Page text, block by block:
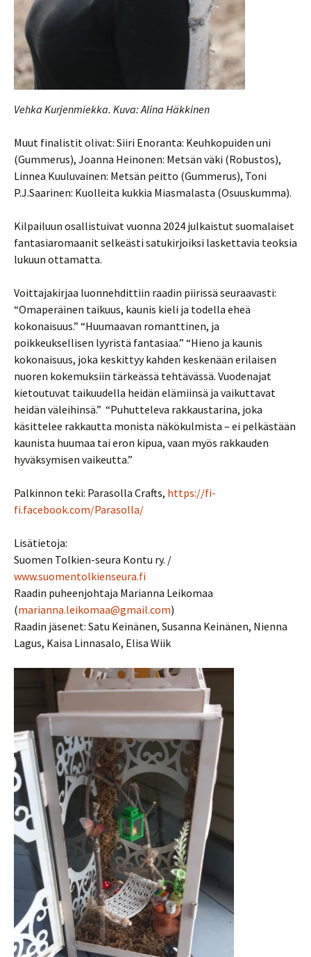
Vehka Kurjenmiekka. Kuva: Alina Häkkinen
Muut finalistit olivat: Siiri Enoranta: Keuhkopuiden uni
(Gummerus), Joanna Heinonen: Metsän väki (Robustos),
Linnea Kuuluvainen: Metsän peitto (Gummerus), Toni
P.J.Saarinen: Kuolleita kukkia Miasmalasta (Osuuskumma).
Kilpailuun osallistuivat vuonna 2024 julkaistut suomalaiset
fantasiaromaanit selkeästi satukirjoiksi laskettavia teoksia
lukuun ottamatta.
Voittajakirjaa luonnehdittiin raadin piirissä seuraavasti:
“Omaperäinen taikuus, kaunis kieli ja todella eheä
kokonaisuus.” “Huumaavan romanttinen, ja
poikkeuksellisen lyyristä fantasiaa.” “Hieno ja kaunis
kokonaisuus, joka keskittyy kahden keskenään erilaisen
nuoren kokemuksiin tärkeässä tehtävässä. Vuodenajat
kietoutuvat taikuudella heidän elämiinsä ja vaikuttavat
heidän väleihinsä.” “Puhutteleva rakkaustarina, joka
käsittelee rakkautta monista näkökulmista – ei pelkästään
kaunista huumaa tai eron kipua, vaan myös rakkauden
hyväksymisen vaikeutta.”
Palkinnon teki: Parasolla Crafts, https://fi-
fi.facebook.com/Parasolla/
Lisätietoja:
Suomen Tolkien-seura Kontu ry. /
www.suomentolkienseura.fi
Raadin puheenjohtaja Marianna Leikomaa
(marianna.leikomaa@gmail.com)
Raadin jäsenet: Satu Keinänen, Susanna Keinänen, Nienna
Lagus, Kaisa Linnasalo, Elisa Wiik